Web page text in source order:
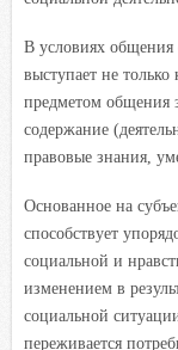
В условиях общения
выступает не
предметом общения
содержание
правовые знания,
Основанное на
способствует
социальной и
изменением в
социальной
переживается